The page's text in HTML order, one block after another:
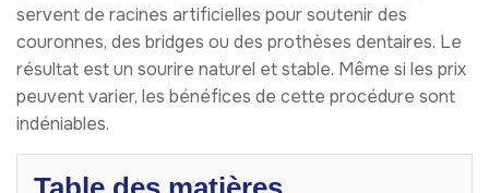
servent de racines artificielles pour soutenir des
couronnes, des bridges ou des prothèses dentaires. Le
résultat est un sourire naturel et stable. Même si les prix
peuvent varier, les bénéfices de cette procédure sont
indéniables.